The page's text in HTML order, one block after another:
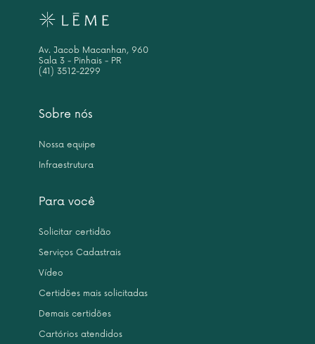
Sobre nós
Nossa equipe
Infraestrutura
Para você
Solicitar certidão
Serviços Cadastrais
Vídeo
Certidões mais solicitadas
Demais certidões
Cartórios atendidos
Av. Jacob Macanhan, 960
Sala 3 - Pinhais - PR
(41) 3512-2299